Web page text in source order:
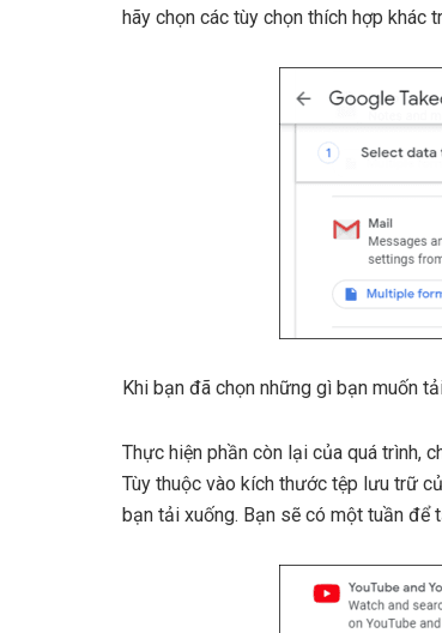
hãy chọn các tùy chọn thích hợp khác
Khi bạn đã chọn những gì bạn muốn
Thực hiện phần còn lại của quá trình,
Tùy thuộc vào kích thước tệp lưu trữ
bạn tải xuống. Bạn sẽ có một tuần